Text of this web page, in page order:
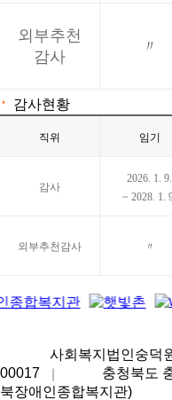
외부추천
감사
〃
· 감사현황
직위 임기
감사
2026. 1. 9.
~ 2028. 1.
외부추천감사 〃
사회복지법인숭덕
00017
｜
충청북도
북장애인종합복지관)